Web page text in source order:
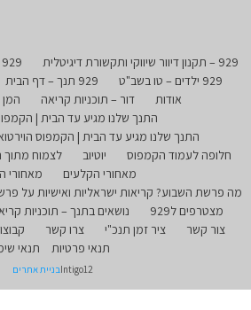
929 – תקנון דיוור שיווקי ותקשורת דיגיטלית 929 ילדים
929 ילדים – טו בשב"ט
929 תנך – דף הבית
אודות
דור – תוכניות קריאה
המן
התנך שלנו מגיע עד הבית |
התנך שלנו מגיע עד הבית | הקמפוס
חלופה לעמוד הקמפוס
יוטיוב לצמוח
מאחורי הקלעים
מאחורי
מה פרשת השבוע? קריאות ישראליות ואישיות על
מצטרפים ל929
נושאים בתנך – תוכניות
צור קשר
ציר זמן תנכ"י צרו קשר
תנאי פרטיות
תנאי
Intigo12בניית אתרים